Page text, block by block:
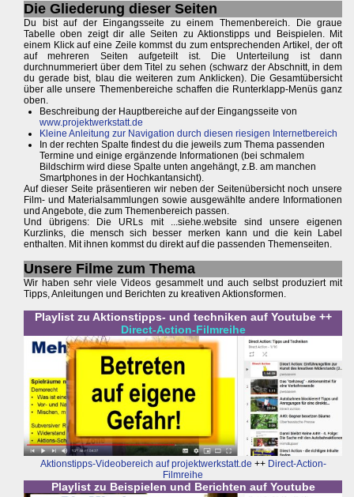
Die Gliederung dieser Seiten
Du bist auf der Eingangsseite zu einem Themenbereich. Die graue
Tabelle oben zeigt dir alle Seiten zu Aktionstipps und Beispielen. Mit
einem Klick auf eine Zeile kommst du zum entsprechenden Artikel, der oft
auf mehreren Seiten aufgeteilt ist. Die Unterteilung ist dann
durchnummeriert über dem Titel zu sehen (schwarz der Abschnitt, in dem
du gerade bist, blau die weiteren zum Anklicken). Die Gesamtübersicht
über alle unsere Themenbereiche schaffen die Runterklapp-Menüs ganz
oben.
Beschreibung der Hauptbereiche auf der Eingangsseite von
www.projektwerkstatt.de
Kleine Anleitung zur Navigation durch diesen riesigen Internetbereich
In der rechten Spalte findest du die jeweils zum Thema passenden
Termine und einige ergänzende Informationen (bei schmalem
Bildschirm wird diese Spalte unten angehängt, z.B. am manchen
Smartphones in der Hochkantansicht).
Auf dieser Seite präsentieren wir neben der Seitenübersicht noch unsere
Film- und Materialsammlungen sowie ausgewählte andere Informationen
und Angebote, die zum Themenbereich passen.
Und übrigens: Die URLs mit ...siehe.website sind unsere eigenen
Kurzlinks, die mensch sich besser merken kann und die kein Label
enthalten. Mit ihnen kommst du direkt auf die passenden Themenseiten.
Unsere Filme zum Thema
Wir haben sehr viele Videos gesammelt und auch selbst produziert mit
Tipps, Anleitungen und Berichten zu kreativen Aktionsformen.
Playlist zu Aktionstipps- und techniken auf Youtube ++
Direct-Action-Filmreihe
Aktionstipps-Videobereich auf projektwerkstatt.de ++ Direct-Action-
Filmreihe
Playlist zu Beispielen und Berichten auf Youtube